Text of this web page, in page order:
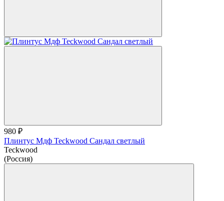
980 ₽
Плинтус Мдф Teckwood Сандал светлый
Teckwood
(Россия)